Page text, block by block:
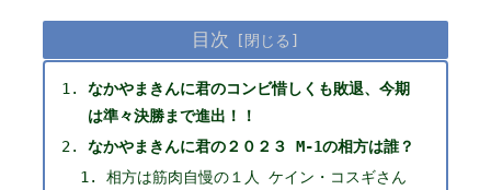
目次
なかやまきんに君のコンビ惜しくも敗退、今期
は準々決勝まで進出！！
なかやまきんに君の２０２３ M-1の相方は誰？
相方は筋肉自慢の１人 ケイン・コスギさん